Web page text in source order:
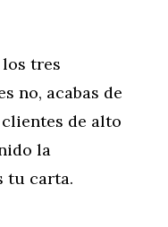
tres
no, acabas de
de alto
la
tu carta.